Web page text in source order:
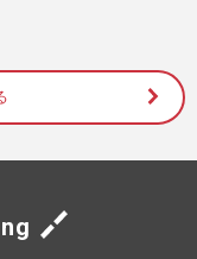
役…
川悦司がトラブル
で描くエピソード
『男はつらいよ』